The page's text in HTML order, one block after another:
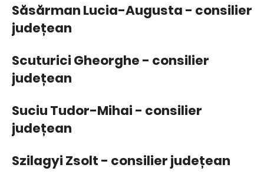
Săsărman Lucia-Augusta - consilier
județean
Scuturici Gheorghe - consilier
județean
Suciu Tudor-Mihai - consilier
județean
Szilagyi Zsolt - consilier județean